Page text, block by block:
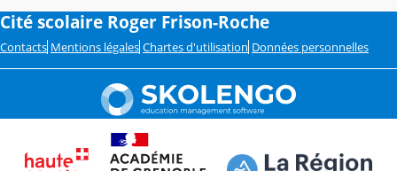
Cité scolaire Roger Frison-Roche
Contacts Mentions légales Chartes d'utilisation Données personnelles